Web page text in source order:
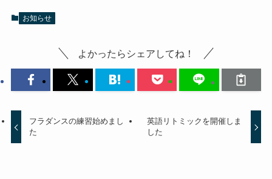
お知らせ
よかったらシェアしてね！
フラダンスの練習始めまし
た
英語リトミックを開催しま
した